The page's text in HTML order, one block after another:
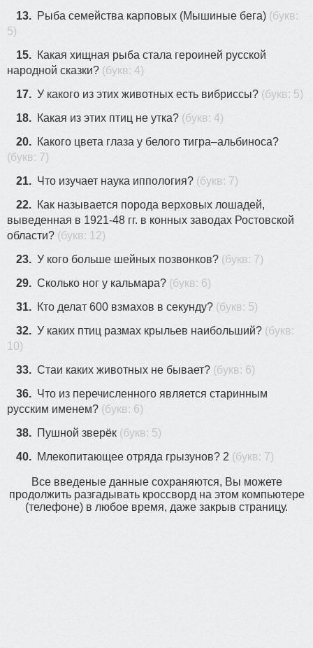
13. Рыба семейства карповых (Мышиные бега) (букв:
5)
15. Какая хищная рыба стала героиней русской
народной сказки? (букв: 4)
17. У какого из этих животных есть вибриссы? (букв: 5)
18. Какая из этих птиц не утка? (букв: 4)
20. Какого цвета глаза у белого тигра–альбиноса?
(букв: 7)
21. Что изучает наука иппология? (букв: 7)
22. Как называется порода верховых лошадей,
выведенная в 1921-48 гг. в конных заводах Ростовской
области? (букв: 12)
23. У кого больше шейных позвонков? (букв: 7)
29. Сколько ног у кальмара? (букв: 6)
31. Кто делат 600 взмахов в секунду? (букв: 5)
32. У каких птиц размах крыльев наибольший? (букв:
10)
33. Стаи каких животных не бывает? (букв: 6)
36. Что из перечисленного является старинным
русским именем? (букв: 6)
38. Пушной зверёк (букв: 5)
40. Млекопитающее отряда грызунов? 2 (букв: 7)
Все введеные данные сохраняются, Вы можете
продолжить разгадывать кроссворд на этом компьютере
(телефоне) в любое время, даже закрыв страницу.